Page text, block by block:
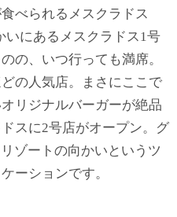
べられるメスクラドス
いにあるメスクラドス1号
の、いつ行っても満席。
の人気店。まさにここで
リジナルバーガーが絶品
スに2号店がオープン。グ
ゾートの向かいというツ
ーションです。